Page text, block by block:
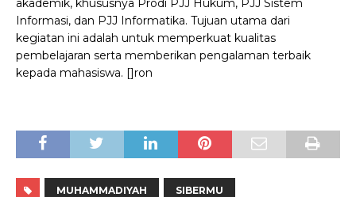
akademik, khususnya Prodi PJJ Hukum, PJJ Sistem
Informasi, dan PJJ Informatika. Tujuan utama dari
kegiatan ini adalah untuk memperkuat kualitas
pembelajaran serta memberikan pengalaman terbaik
kepada mahasiswa. []ron
MUHAMMADIYAH SIBERMU